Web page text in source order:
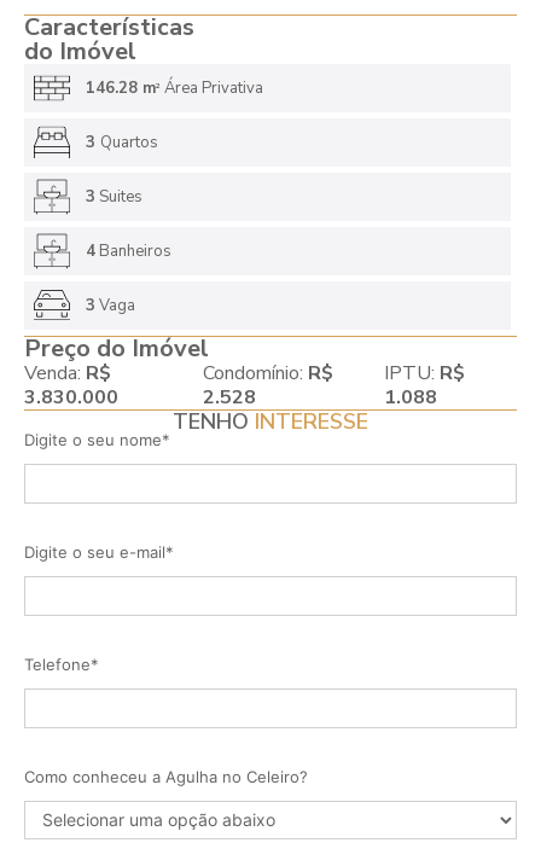
Características
do Imóvel
146.28 m2 Área Privativa
3 Quartos
3 Suites
4Banheiros
3 Vaga
Preço do Imóvel
Venda: R$
3.830.000
Condomínio: R$
2.528
IPTU: R$
1.088
TENHO INTERESSE
Digite o seu nome*
Digite o seu e-mail*
Telefone*
Como conheceu a Agulha no Celeiro?